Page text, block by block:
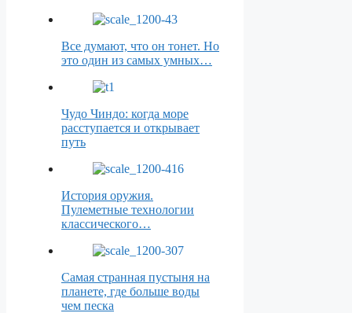
Все думают, что он тонет. Но
это один из самых умных…
Чудо Чиндо: когда море
расступается и открывает
путь
История оружия.
Пулеметные технологии
классического…
Самая странная пустыня на
планете, где больше воды
чем песка